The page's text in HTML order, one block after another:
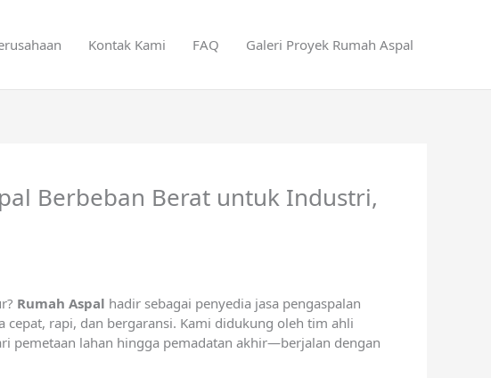
Kontak Kami FAQ Galeri Proyek Rumah Aspal
Berbeban Berat untuk Industri,
Rumah Aspal hadir sebagai penyedia jasa pengaspalan
rapi, dan bergaransi. Kami didukung oleh tim ahli
pemetaan lahan hingga pemadatan akhir—berjalan dengan